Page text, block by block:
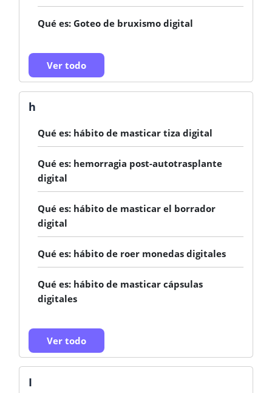
Qué es: Goteo de bruxismo digital
Ver todo
h
Qué es: hábito de masticar tiza digital
Qué es: hemorragia post-autotrasplante
digital
Qué es: hábito de masticar el borrador
digital
Qué es: hábito de roer monedas digitales
Qué es: hábito de masticar cápsulas
digitales
Ver todo
I